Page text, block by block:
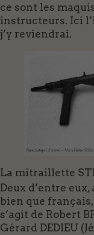
ce sont les
instructeurs. Ici
j’y reviendrai.
La mitraillette
Deux d’entre
bien que
s’agit de Robert
Gérard DEDIEU